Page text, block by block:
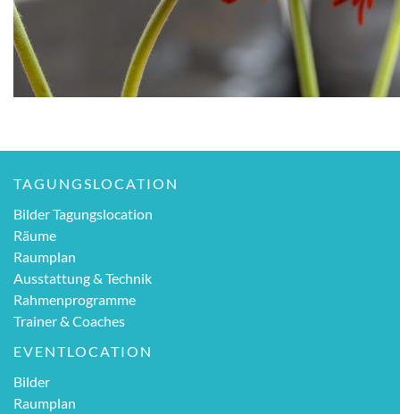
TAGUNGSLOCATION
Bilder Tagungslocation
Räume
Raumplan
Ausstattung & Technik
Rahmenprogramme
Trainer & Coaches
EVENTLOCATION
Bilder
Raumplan